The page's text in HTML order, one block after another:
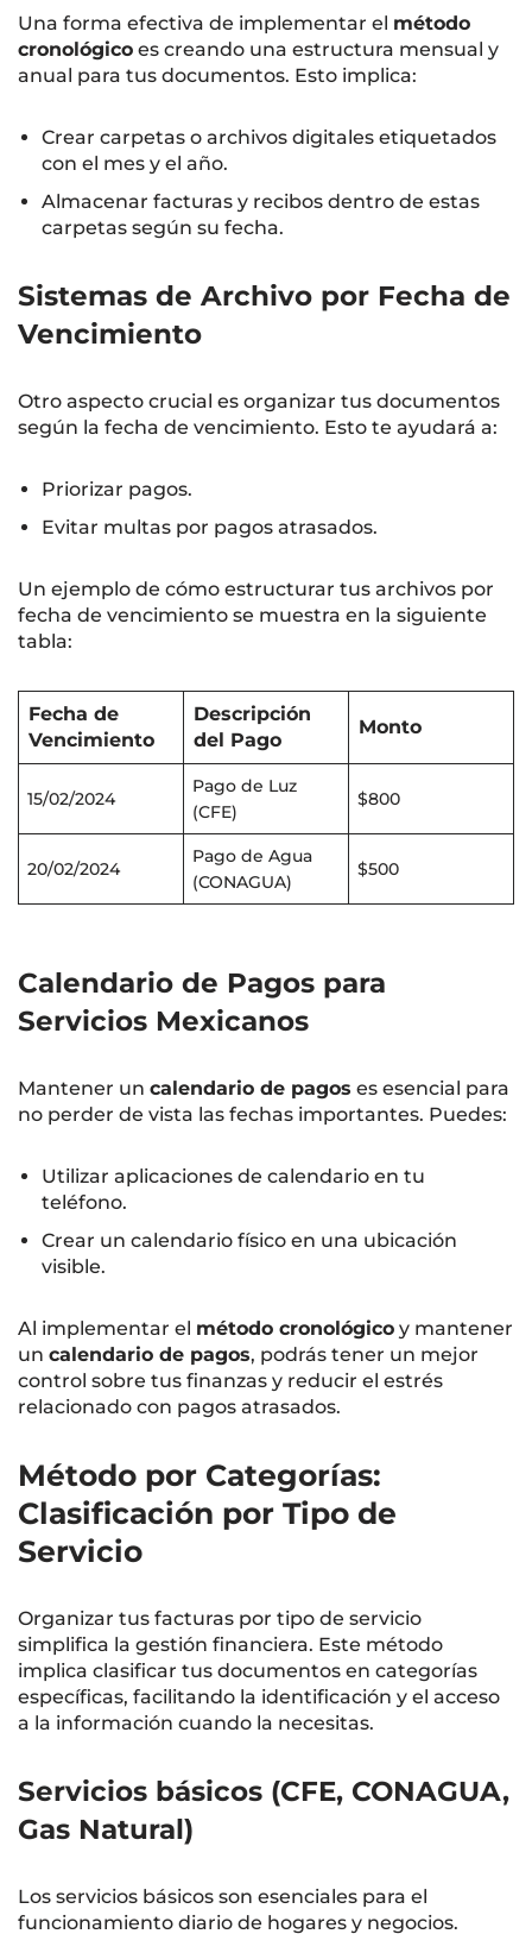
Una forma efectiva de implementar el método
cronológico es creando una estructura mensual y
anual para tus documentos. Esto implica:
Crear carpetas o archivos digitales etiquetados
con el mes y el año.
Almacenar facturas y recibos dentro de estas
carpetas según su fecha.
Sistemas de Archivo por Fecha de
Vencimiento
Otro aspecto crucial es organizar tus documentos
según la fecha de vencimiento. Esto te ayudará a:
Priorizar pagos.
Evitar multas por pagos atrasados.
Un ejemplo de cómo estructurar tus archivos por
fecha de vencimiento se muestra en la siguiente
tabla:
Fecha de
Vencimiento
Descripción
del Pago
Monto
15/02/2024
Pago de Luz
(CFE)
$800
20/02/2024
Pago de Agua
(CONAGUA)
$500
Calendario de Pagos para
Servicios Mexicanos
Mantener un calendario de pagos es esencial para
no perder de vista las fechas importantes. Puedes:
Utilizar aplicaciones de calendario en tu
teléfono.
Crear un calendario físico en una ubicación
visible.
Al implementar el método cronológico y mantener
un calendario de pagos, podrás tener un mejor
control sobre tus finanzas y reducir el estrés
relacionado con pagos atrasados.
Método por Categorías:
Clasificación por Tipo de
Servicio
Organizar tus facturas por tipo de servicio
simplifica la gestión financiera. Este método
implica clasificar tus documentos en categorías
específicas, facilitando la identificación y el acceso
a la información cuando la necesitas.
Servicios básicos (CFE, CONAGUA,
Gas Natural)
Los servicios básicos son esenciales para el
funcionamiento diario de hogares y negocios.